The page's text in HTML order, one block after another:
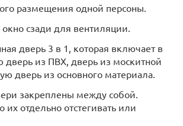
размещения одной персоны.
сзади для вентиляции.
дверь 3 в 1, которая включает в
дверь из ПВХ, дверь из москитной
дверь из основного материала.
закреплены между собой.
отдельно отстегивать или